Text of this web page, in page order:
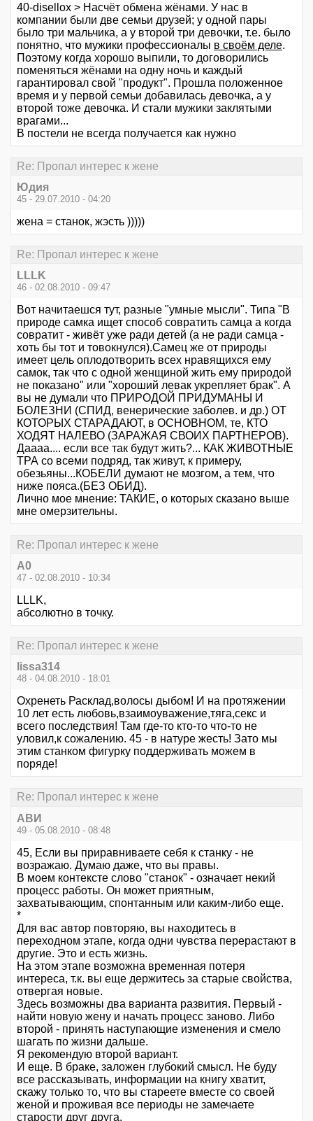
40-disellox > Насчёт обмена жёнами. У нас в
компании были две семьи друзей; у одной пары
было три мальчика, а у второй три девочки, т.е. было
понятно, что мужики профессионалы в своём деле.
Поэтому когда хорошо выпили, то договорились
поменяться жёнами на одну ночь и каждый
гарантировал свой "продукт". Прошла положенное
время и у первой семьи добавилась девочка, а у
второй тоже девочка. И стали мужики заклятыми
врагами...
В постели не всегда получается как нужно
Re: Пропал интерес к жене
Юдия
45 - 29.07.2010 - 04:20
жена = станок, жэсть )))))
Re: Пропал интерес к жене
LLLK
46 - 02.08.2010 - 09:47
Вот начитаешся тут, разные "умные мысли". Типа "В
природе самка ищет способ совратить самца а когда
совратит - живёт уже ради детей (а не ради самца -
хоть бы тот и товокнулся).Самец же от природы
имеет цель оплодотворить всех нравящихся ему
самок, так что с одной женщиной жить ему природой
не показано" или "хороший левак укрепляет брак". А
вы не думали что ПРИРОДОЙ ПРИДУМАНЫ И
БОЛЕЗНИ (СПИД, венерические заболев. и др.) ОТ
КОТОРЫХ СТАРАДАЮТ, в ОСНОВНОМ, те, КТО
ХОДЯТ НАЛЕВО (ЗАРАЖАЯ СВОИХ ПАРТНЕРОВ).
Даааа.... если все так будут жить?... КАК ЖИВОТНЫЕ
ТРА со всеми подряд, так живут, к примеру,
обезьяны...КОБЕЛИ думают не мозгом, а тем, что
ниже пояса.(БЕЗ ОБИД).
Лично мое мнение: ТАКИЕ, о которых сказано выше
мне омерзительны.
Re: Пропал интерес к жене
А0
47 - 02.08.2010 - 10:34
LLLK,
абсолютно в точку.
Re: Пропал интерес к жене
lissa314
48 - 04.08.2010 - 18:01
Охренеть Расклад,волосы дыбом! И на протяжении
10 лет есть любовь,взаимоуважение,тяга,секс и
всего последствия! Там где-то кто-то что-то не
уловил,к сожалению. 45 - в натуре жесть! Зато мы
этим станком фигурку поддерживать можем в
поряде!
Re: Пропал интерес к жене
АВИ
49 - 05.08.2010 - 08:48
45, Если вы приравниваете себя к станку - не
возражаю. Думаю даже, что вы правы.
В моем контексте слово "станок" - означает некий
процесс работы. Он может приятным,
захватывающим, спонтанным или каким-либо еще.
*
Для вас автор повторяю, вы находитесь в
переходном этапе, когда одни чувства перерастают в
другие. Это и есть жизнь.
На этом этапе возможна временная потеря
интереса, т.к. вы еще держитесь за старые свойства,
отвергая новые.
Здесь возможны два варианта развития. Первый -
найти новую жену и начать процесс заново. Либо
второй - принять наступающие изменения и смело
шагать по жизни дальше.
Я рекомендую второй вариант.
И еще. В браке, заложен глубокий смысл. Не буду
все рассказывать, информации на книгу хватит,
скажу только то, что вы стареете вместе со своей
женой и проживая все периоды не замечаете
старости друг друга.